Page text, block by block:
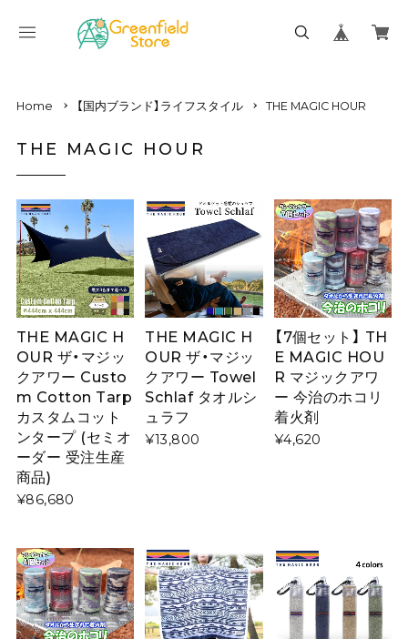
Home 【国内ブランド】ライフスタイル THE MAGIC HOUR
THE MAGIC HOUR
THE MAGIC H
OUR ザ・マジッ
クアワー Custo
m Cotton Tarp
カスタムコット
ンタープ (セミオ
ーダー 受注生産
商品)
¥86,680
THE MAGIC H
OUR ザ・マジッ
クアワー Towel
Schlaf タオルシ
ュラフ
¥13,800
【7個セット】 TH
E MAGIC HOU
R マジックアワ
ー 今治のホコリ
着火剤
¥4,620